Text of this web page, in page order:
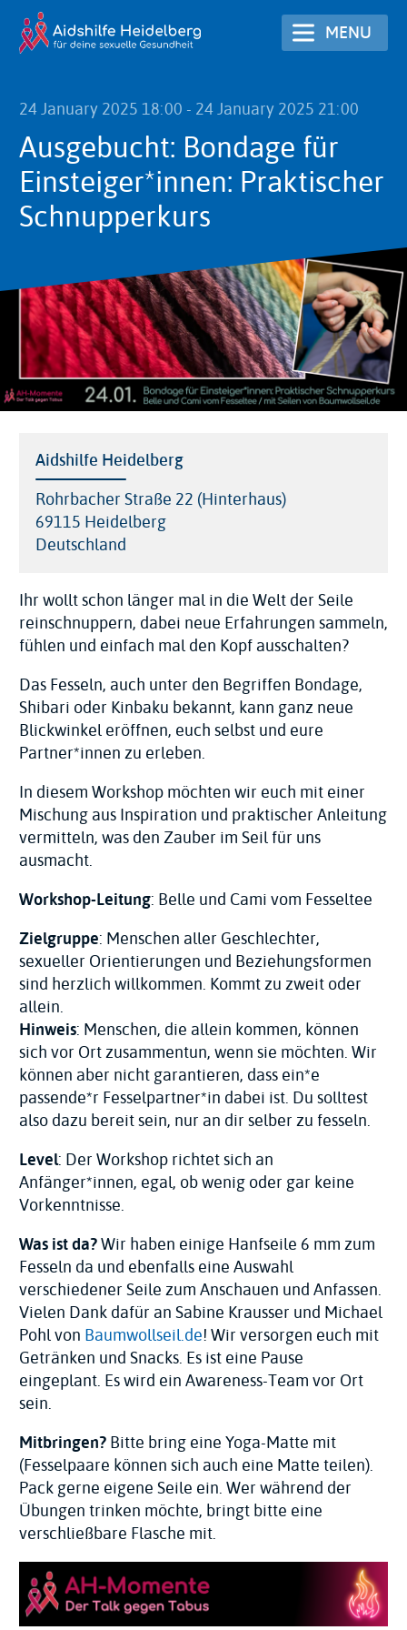
Skip
MENU
24 January 2025 18:00 - 24 January 2025 21:00
Ausgebucht: Bondage für
Einsteiger*innen: Praktischer
Schnupperkurs
Location
Aidshilfe Heidelberg
Address
Rohrbacher Straße 22 (Hinterhaus)
69115 Heidelberg
Deutschland
Ihr wollt schon länger mal in die Welt der Seile
reinschnuppern, dabei neue Erfahrungen sammeln,
fühlen und einfach mal den Kopf ausschalten?
Das Fesseln, auch unter den Begriffen Bondage,
Shibari oder Kinbaku bekannt, kann ganz neue
Blickwinkel eröffnen, euch selbst und eure
Partner*innen zu erleben.
In diesem Workshop möchten wir euch mit einer
Mischung aus Inspiration und praktischer Anleitung
vermitteln, was den Zauber im Seil für uns
ausmacht.
Workshop-Leitung: Belle und Cami vom Fesseltee
Zielgruppe: Menschen aller Geschlechter,
sexueller Orientierungen und Beziehungsformen
sind herzlich willkommen. Kommt zu zweit oder
allein.
Hinweis: Menschen, die allein kommen, können
sich vor Ort zusammentun, wenn sie möchten. Wir
können aber nicht garantieren, dass ein*e
passende*r Fesselpartner*in dabei ist. Du solltest
also dazu bereit sein, nur an dir selber zu fesseln.
Level: Der Workshop richtet sich an
Anfänger*innen, egal, ob wenig oder gar keine
Vorkenntnisse.
Was ist da?Wir haben einige Hanfseile 6 mm zum
Fesseln da und ebenfalls eine Auswahl
verschiedener Seile zum Anschauen und Anfassen.
Vielen Dank dafür an Sabine Krausser und Michael
Pohl von Baumwollseil.de! Wir versorgen euch mit
Getränken und Snacks. Es ist eine Pause
eingeplant. Es wird ein Awareness-Team vor Ort
sein.
Mitbringen?Bitte bring eine Yoga-Matte mit
(Fesselpaare können sich auch eine Matte teilen).
Pack gerne eigene Seile ein. Wer während der
Übungen trinken möchte, bringt bitte eine
verschließbare Flasche mit.